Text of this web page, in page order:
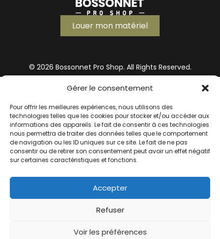
Gérer le consentement
Pour offrir les meilleures expériences, nous utilisons des
technologies telles que les cookies pour stocker et/ou accéder aux
informations des appareils. Le fait de consentir à ces technologies
nous permettra de traiter des données telles que le comportement
de navigation ou les ID uniques sur ce site. Le fait de ne pas
consentir ou de retirer son consentement peut avoir un effet négatif
sur certaines caractéristiques et fonctions.
Accepter
Refuser
Voir les préférences
Louer mon matériel
© 2026 Bossonnet Pro Shop. All Rights Reserved.